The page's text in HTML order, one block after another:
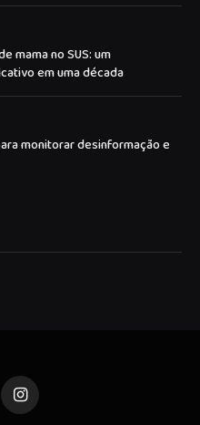
mama no SUS: um
em uma década
monitorar desinformação e
Instagram